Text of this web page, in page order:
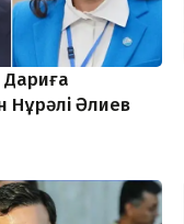
Дариға
Нұрәлі Әлиев